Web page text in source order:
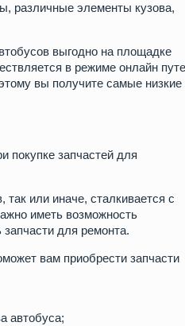
различные элементы кузова,
выгодно на площадке
в режиме онлайн
вы получите самые низкие
покупке запчастей для
или иначе, сталкивается с
иметь возможность
запчасти для ремонта.
вам приобрести запчасти
автобуса;